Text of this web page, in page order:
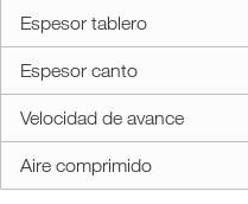
100
evo
Espesor tablero
Espesor canto
Velocidad de avance
Aire comprimido